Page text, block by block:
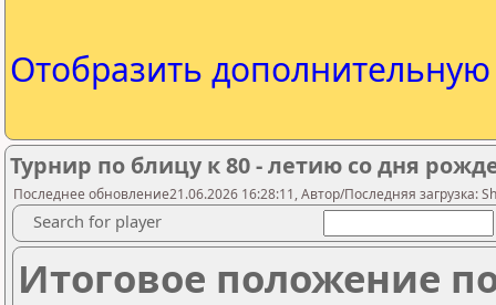
Отобразить
Турнир по блицу к 80 - летию со дня
Последнее обновление21.06.2026 16:28:11, Автор/Последняя загрузка:
Search for player
Итоговое положение